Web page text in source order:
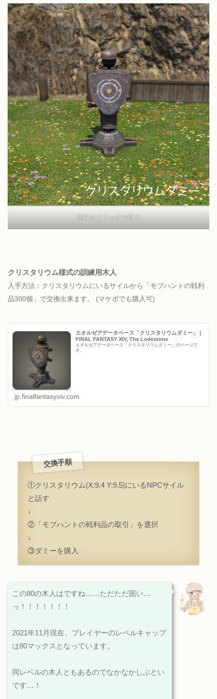
画像をクリックで拡大
クリスタリウム様式の訓練用木人
入手方法：クリスタリウムにいるサイルから「モブハントの戦利
品300個」で交換出来ます。
(マケボでも購入可)
エオルゼアデータベース「クリスタリウムダミー」 |
FINAL FANTASY XIV, The Lodestone
エオルゼアデータベース「クリスタリウムダミー」のページで
す。
jp.finalfantasyxiv.com
交換手順
①クリスタリウム(X:9.4 Y:9.5)にいるNPCサイル
と話す
↓
②「モブハントの戦利品の取引」を選択
↓
③ダミーを購入
この80の木人はですね……ただただ固い…
っ！！！！！！！
2021年11月現在、プレイヤーのレベルキャップ
は80マックスとなっています。
同レベルの木人ともあるのでなかなかしぶとい
です…！